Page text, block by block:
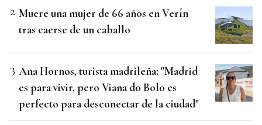
Muere una mujer de 66 años en Verín
tras caerse de un caballo
Ana Hornos, turista madrileña: "Madrid
es para vivir, pero Viana do Bolo es
perfecto para desconectar de la ciudad"